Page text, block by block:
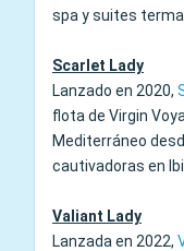
spa y suites
Scarlet Lady
Lanzado en 2020,
flota de Virgin
Mediterráneo
cautivadoras en
Valiant Lady
Lanzada en 2022,